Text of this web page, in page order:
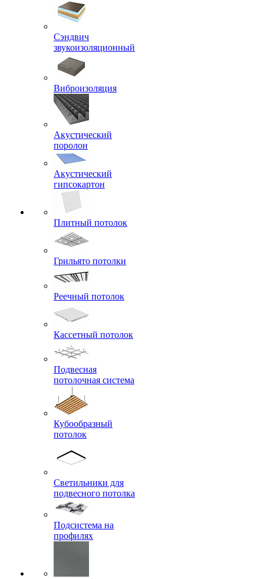
Сэндвич
звукоизоляционный
Виброизоляция
Акустический
поролон
Акустический
гипсокартон
Плитный потолок
Грильято потолки
Реечный потолок
Кассетный потолок
Подвесная
потолочная система
Кубообразный
потолок
Светильники для
подвесного потолка
Подсистема на
профилях